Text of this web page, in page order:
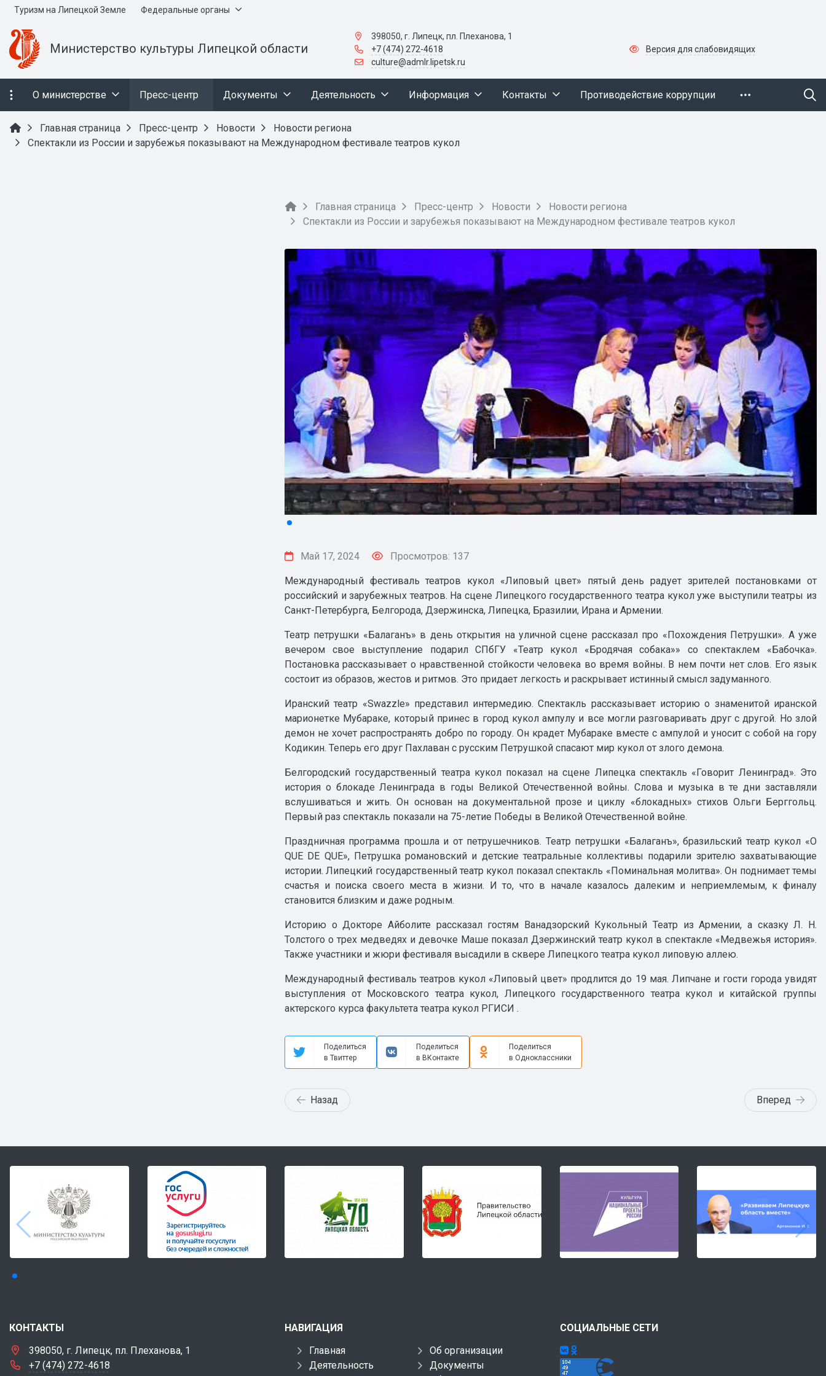
Туризм на Липецкой Земле Федеральные органы
Министерство культуры Липецкой области
398050, г. Липецк, пл. Плеханова, 1
+7 (474) 272-4618
culture@admlr.lipetsk.ru
Версия для слабовидящих
О министерстве Пресс-центр Документы Деятельность Информация Контакты Противодействие коррупции
Главная страница Пресс-центр Новости
Новости региона
Спектакли из России и зарубежья показывают на Международном фестивале театров кукол
Главная страница Пресс-центр Новости
Новости региона
Спектакли из России и зарубежья показывают на Международном фестивале театров кукол
Май 17, 2024 Просмотров: 137
Международный фестиваль театров кукол «Липовый цвет» пятый день радует зрителей постановками от
российский и зарубежных театров. На сцене Липецкого государственного театра кукол уже выступили театры из
Санкт-Петербурга, Белгорода, Дзержинска, Липецка, Бразилии, Ирана и Армении.
Театр петрушки «Балаганъ» в день открытия на уличной сцене рассказал про «Похождения Петрушки». А уже
вечером свое выступление подарил СПбГУ «Театр кукол «Бродячая собака»» со спектаклем «Бабочка».
Постановка рассказывает о нравственной стойкости человека во время войны. В нем почти нет слов. Его язык
состоит из образов, жестов и ритмов. Это придает легкость и раскрывает истинный смысл задуманного.
Иранский театр «Swazzle» представил интермедию. Спектакль рассказывает историю о знаменитой иранской
марионетке Мубараке, который принес в город кукол ампулу и все могли разговаривать друг с другой. Но злой
демон не хочет распространять добро по городу. Он крадет Мубараке вместе с ампулой и уносит с собой на гору
Кодикин. Теперь его друг Пахлаван с русским Петрушкой спасают мир кукол от злого демона.
Белгородский государственный театра кукол показал на сцене Липецка спектакль «Говорит Ленинград». Это
история о блокаде Ленинграда в годы Великой Отечественной войны. Слова и музыка в те дни заставляли
вслушиваться и жить. Он основан на документальной прозе и циклу «блокадных» стихов Ольги Берггольц.
Первый раз спектакль показали на 75-летие Победы в Великой Отечественной войне.
Праздничная программа прошла и от петрушечников. Театр петрушки «Балаганъ», бразильский театр кукол «O
QUE DE QUE», Петрушка романовский и детские театральные коллективы подарили зрителю захватывающие
истории. Липецкий государственный театр кукол показал спектакль «Поминальная молитва». Он поднимает темы
счастья и поиска своего места в жизни. И то, что в начале казалось далеким и неприемлемым, к финалу
становится близким и даже родным.
Историю о Докторе Айболите рассказал гостям Ванадзорский Кукольный Театр из Армении, а сказку Л. Н.
Толстого о трех медведях и девочке Маше показал Дзержинский театр кукол в спектакле «Медвежья история».
Также участники и жюри фестиваля высадили в сквере Липецкого театра кукол липовую аллею.
Международный фестиваль театров кукол «Липовый цвет» продлится до 19 мая. Липчане и гости города увидят
выступления от Московского театра кукол, Липецкого государственного театра кукол и китайской группы
актерского курса факультета театра кукол РГИСИ .
Поделиться
в Твиттер
Поделиться
в ВКонтакте
Поделиться
в Одноклассники
Назад Вперед
КОНТАКТЫ
398050, г. Липецк, пл. Плеханова, 1
+7 (474) 272-4618
НАВИГАЦИЯ
Главная
Об организации
Деятельность
Документы
СОЦИАЛЬНЫЕ СЕТИ